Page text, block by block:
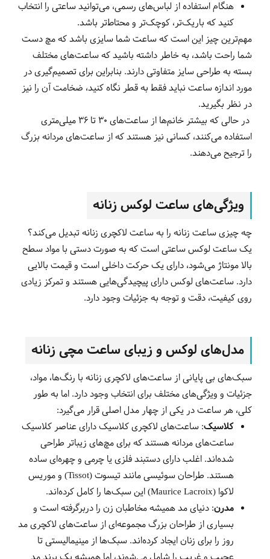
هنگام استفاده از لباس‌های رسمی، می‌توانید ساعتی را انتخاب
کنید که باریک‌تر، کوچک‌تر و محتاط‌تر باشد.
مهم‌ترین چیز این است که ساعت شما سایزی باشد که مچ دست
شما راحت باشد، به خاطر داشته باشید که ساعت‌های مختلف
بسته به طراحی سایز متفاوتی دارند. بنابراین برای تصمیم‌گیری در
مورد اندازه ساعت نباید فقط به قطر نگاه کنید، ضخامت آن را نیز
در نظر بگیرید.
در حالی که بیشتر خانم‌ها از ساعت‌های 30 تا 36 میلی‌متری
استفاده می‌کنند، کسانی نیز هستند که از ساعت‌های مردانه بزرگ
را ترجیح می‌دهند.
ویژگی‌های ساعت لوکس زنانه
چه چیزی ساعت زنانه را به ساعت لاکچری زنانه تبدیل می‌کند؟
یک ساعت لوکس ساعتی است که به صورت دستی با مواد سطح
بالا مونتاژ می‌شود، دارای یک حرکت داخلی است و قیمت بالایی
دارد. ساعت‌های لوکس دارای پیچیدگی‌هایی هستند و تمرکز زیادی
روی کیفیت، دقت و توجه به جزئیات وجود دارد.
مدل‌های لوکس و زیبای ساعت مچی زنانه
سبک‌های بی پایانی از ساعت‌های لاکچری زنانه با رنگ‌ها، مواد،
جزئیات و ویژگی‌های مختلف برای انتخاب وجود دارد. اما به طور
کلی، هر ساعت در یکی از چهار مدل اصلی قرار می‌گیرد:
کلاسیک: ساعت‌های لاکچری کلاسیک دارای عناصر کلاسیک
ساعت‌های مردانه هستند که برای مچ‌های زیباتر طراحی
شده‌اند. اغلب دارای دستبند فلزی یا چرمی و چهره‌ای ساده
هستند. طراحان سوئیسی مانند تیسوت (Tissot) و موریس
لاکوا (Maurice Lacroix) این سبک‌ها را کامل کرده‌اند.
مدرن: دنیای مد همیشه مخاطبان زن را دربرگرفته است و
بسیاری از طراحان بزرگ مجموعه‌ای از ساعت‌های لاکچری مد
روز را برای زنان ایجاد کرده‌اند. سبک‌ها از مینیمالیستی تا